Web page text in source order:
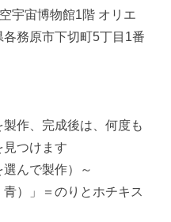
宇宙博物館1階 オリエ
務原市下切町5丁目1番
作、完成後は、何度も
つけます
んで製作）～
）」＝のりとホチキス